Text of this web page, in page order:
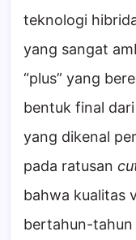
teknologi
yang sangat
“plus” yang
bentuk final
yang dikenal
pada ratusan
bahwa kualitas
bertahun-tahun